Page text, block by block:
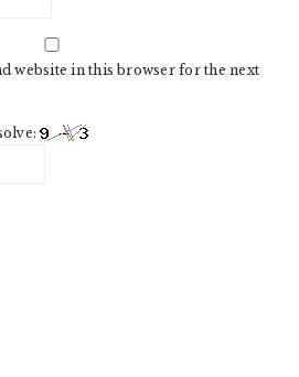
website in this browser for the next